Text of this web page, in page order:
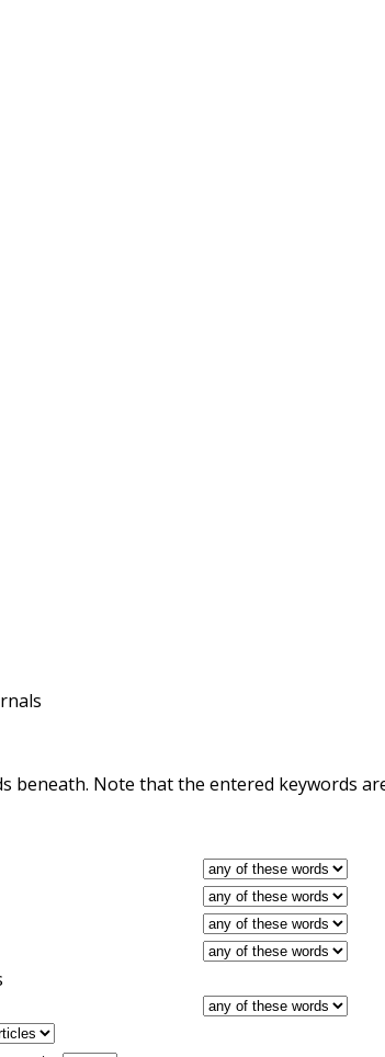
beneath. Note that the entered keywords